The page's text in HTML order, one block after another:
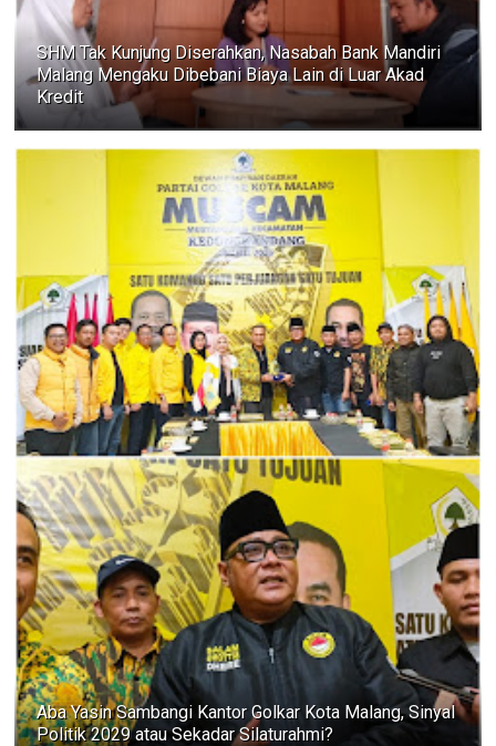
SHM Tak Kunjung Diserahkan, Nasabah Bank Mandiri
Malang Mengaku Dibebani Biaya Lain di Luar Akad
Kredit
Aba Yasin Sambangi Kantor Golkar Kota Malang, Sinyal
Politik 2029 atau Sekadar Silaturahmi?